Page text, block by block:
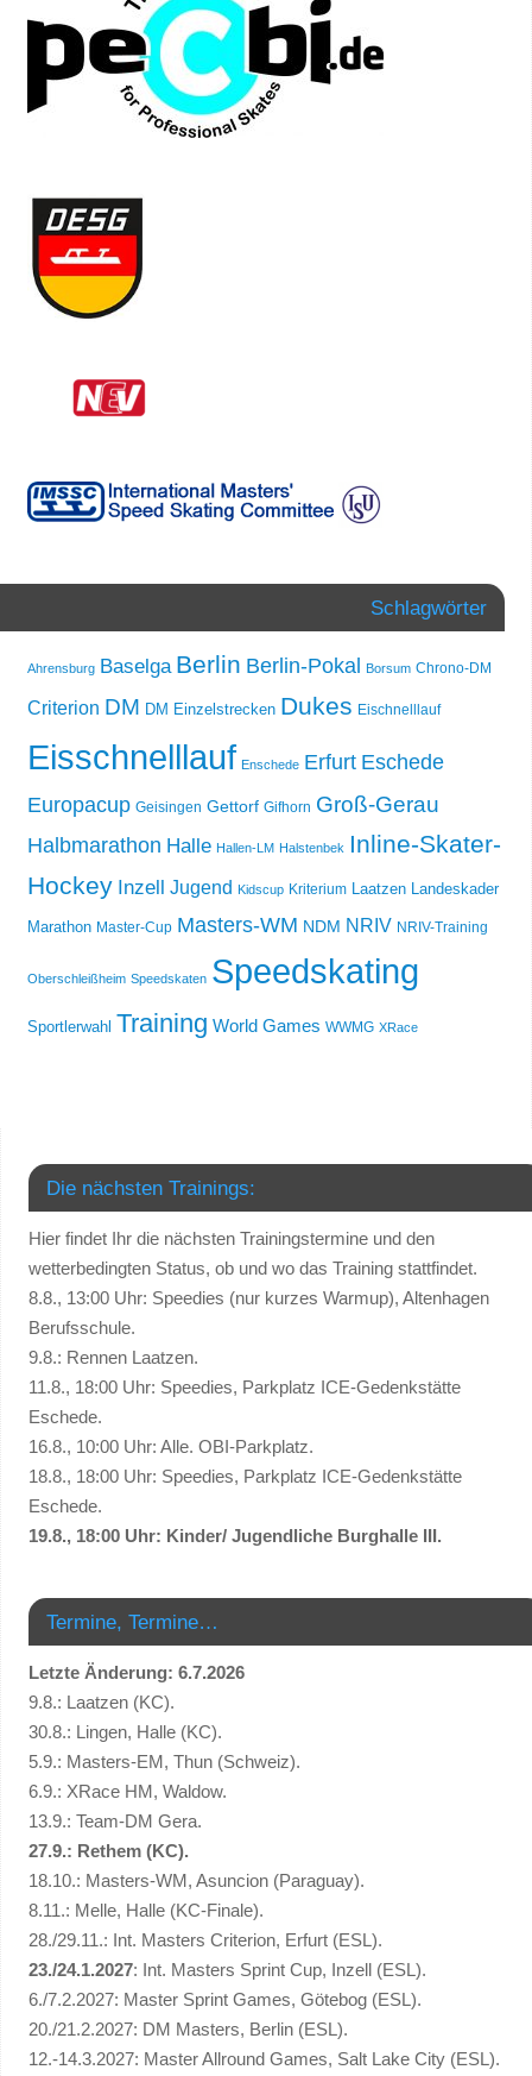
Schlagwörter
Ahrensburg Baselga Berlin Berlin-Pokal Borsum Chrono-DM
Criterion DM DM Einzelstrecken Dukes Eischnelllauf
Eisschnelllauf Enschede Erfurt Eschede
Europacup Geisingen Gettorf Gifhorn Groß-Gerau
Halbmarathon Halle Hallen-LM Halstenbek Inline-Skater-
Hockey Inzell Jugend Kidscup Kriterium Laatzen Landeskader
Marathon Master-Cup Masters-WM NDM NRIV NRIV-Training
Oberschleißheim Speedskaten Speedskating
Sportlerwahl Training World Games WWMG XRace
Die nächsten Trainings:
Hier findet Ihr die nächsten Trainingstermine und den
wetterbedingten Status, ob und wo das Training stattfindet.
8.8., 13:00 Uhr: Speedies (nur kurzes Warmup), Altenhagen
Berufsschule.
9.8.: Rennen Laatzen.
11.8., 18:00 Uhr: Speedies, Parkplatz ICE-Gedenkstätte
Eschede.
16.8., 10:00 Uhr: Alle. OBI-Parkplatz.
18.8., 18:00 Uhr: Speedies, Parkplatz ICE-Gedenkstätte
Eschede.
19.8., 18:00 Uhr: Kinder/ Jugendliche Burghalle III.
Termine, Termine…
Letzte Änderung: 6.7.2026
9.8.: Laatzen (KC).
30.8.: Lingen, Halle (KC).
5.9.: Masters-EM, Thun (Schweiz).
6.9.: XRace HM, Waldow.
13.9.: Team-DM Gera.
27.9.: Rethem (KC).
18.10.: Masters-WM, Asuncion (Paraguay).
8.11.: Melle, Halle (KC-Finale).
28./29.11.: Int. Masters Criterion, Erfurt (ESL).
23./24.1.2027: Int. Masters Sprint Cup, Inzell (ESL).
6./7.2.2027: Master Sprint Games, Götebog (ESL).
20./21.2.2027: DM Masters, Berlin (ESL).
12.-14.3.2027: Master Allround Games, Salt Lake City (ESL).